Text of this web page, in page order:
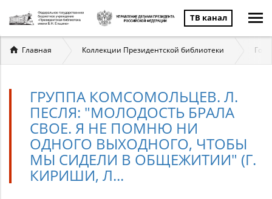
ТВ канал
Вы
здесь
Главная Коллекции Президентской библиотеки
ГРУППА КОМСОМОЛЬЦЕВ. Л.
ПЕСЛЯ: "МОЛОДОСТЬ БРАЛА
СВОЕ. Я НЕ ПОМНЮ НИ
ОДНОГО ВЫХОДНОГО, ЧТОБЫ
МЫ СИДЕЛИ В ОБЩЕЖИТИИ" (Г.
КИРИШИ, Л...